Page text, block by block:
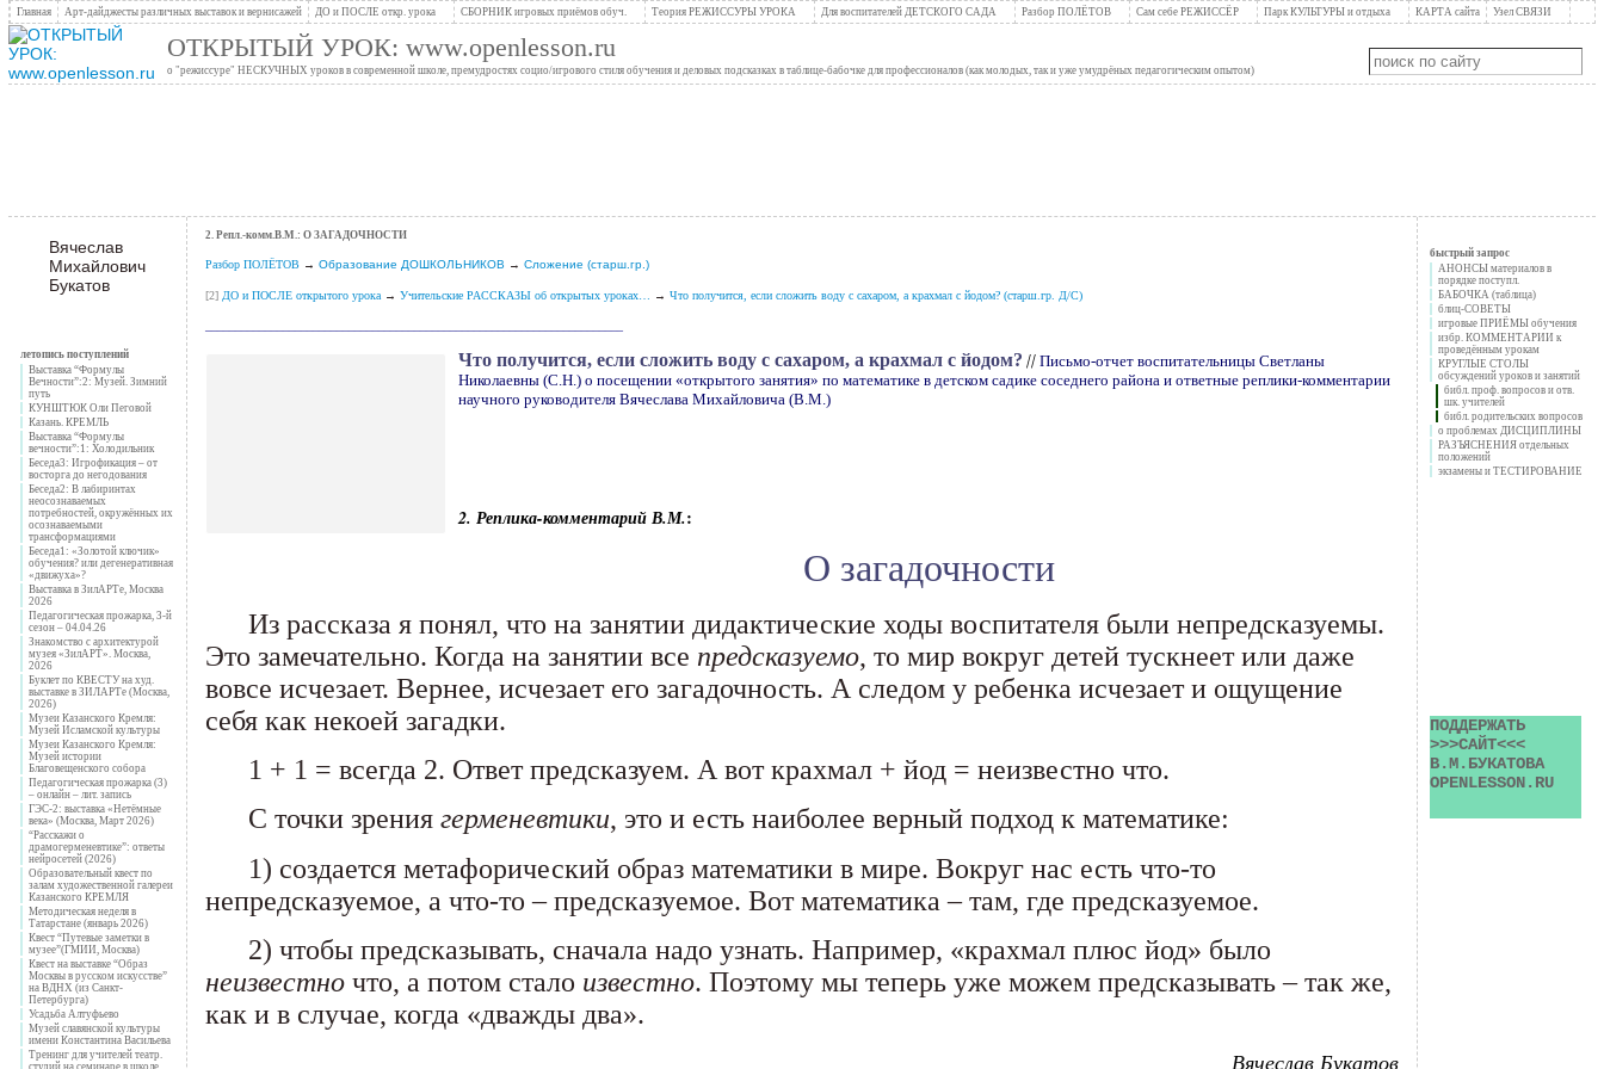
Главная Арт-дайджесты различных выставок и вернисажей ДО и ПОСЛЕ откр. урока СБОРНИК игровых приёмов обуч. Теория РЕЖИССУРЫ УРОКА Для воспитателей ДЕТСКОГО САДА Разбор ПОЛЁТОВ Сам себе РЕЖИССЁР Парк КУЛЬТУРЫ и отдыха КАРТА сайта Узел СВЯЗИ
ОТКРЫТЫЙ УРОК: www.openlesson.ru
о "режиссуре" НЕСКУЧНЫХ уроков в современной школе, премудростях социо/игрового стиля обучения и деловых подсказках в таблице-бабочке для профессионалов (как молодых, так и уже умудрёных педагогическим опытом)
Вячеслав
Михайлович
Букатов
летопись поступлений
Выставка “Формулы
Вечности”:2: Музей. Зимний
путь
КУНШТЮК Оли Пеговой
Казань. КРЕМЛЬ
Выставка “Формулы
вечности”:1: Холодильник
Беседа3: Игрофикация – от
восторга до негодования
Беседа2: В лабиринтах
неосознаваемых
потребностей, окружённых их
осознаваемыми
трансформациями
Беседа1: «Золотой ключик»
обучения? или дегенеративная
«движуха»?
Выставка в ЗилАРТе, Москва
2026
Педагогическая прожарка, 3-й
сезон – 04.04.26
Знакомство с архитектурой
музея «ЗилАРТ». Москва,
2026
Буклет по КВЕСТУ на худ.
выставке в ЗИЛАРТе (Москва,
2026)
Музеи Казанского Кремля:
Музей Исламской культуры
Музеи Казанского Кремля:
Музей истории
Благовещенского собора
Педагогическая прожарка (3)
– онлайн – лит. запись
ГЭС-2: выставка «Нетёмные
века» (Москва, Март 2026)
“Расскажи о
драмогерменевтике”: ответы
нейросетей (2026)
Образовательный квест по
залам художественной галереи
Казанского КРЕМЛЯ
Методическая неделя в
Татарстане (январь 2026)
Квест “Путевые заметки в
музее”(ГМИИ, Москва)
Квест на выставке “Образ
Москвы в русском искусстве”
на ВДНХ (из Санкт-
Петербурга)
Усадьба Алтуфьево
Музей славянской культуры
имени Константина Васильева
Тренинг для учителей театр.
студий на семинаре в школе
2. Репл.-комм.В.М.: О ЗАГАДОЧНОСТИ
Разбор ПОЛЁТОВ→ Образование ДОШКОЛЬНИКОВ → Сложение (старш.гр.)
[2] ДО и ПОСЛЕ открытого урока→ Учительские РАССКАЗЫ об открытых уроках… → Что получится, если сложить воду с сахаром, а крахмал с йодом? (cтарш.гр. Д/С)
Что получится, если сложить воду с сахаром, а крахмал с йодом? //Письмо-отчет воспитательницы Светланы
Николаевны (С.Н.) о посещении «открытого занятия» по математике в детском садике соседнего района и ответные реплики-комментарии
научного руководителя Вячеслава Михайловича (В.М.)
2. Реплика-комментарий В.М.:
О загадочности
Из рассказа я понял, что на занятии дидактические ходы воспитателя были непредсказуемы.
Это замечательно. Когда на занятии все предсказуемо, то мир вокруг детей тускнеет или даже
вовсе исчезает. Вернее, исчезает его загадочность. А следом у ребенка исчезает и ощущение
себя как некоей загадки.
1 + 1 = всегда 2. Ответ предсказуем. А вот крахмал + йод = неизвестно что.
С точки зрения герменевтики, это и есть наиболее верный подход к математике:
1) создается метафорический образ математики в мире. Вокруг нас есть что-то
непредсказуемое, а что-то – предсказуемое. Вот математика – там, где предсказуемое.
2) чтобы предсказывать, сначала надо узнать. Например, «крахмал плюс йод» было
неизвестночто, а потом стало известно. Поэтому мы теперь уже можем предсказывать – так же,
как и в случае, когда «дважды два».
Вячеслав Букатов
быстрый запрос
АНОНСЫ материалов в
порядке поступл.
БАБОЧКА (таблица)
блиц-СОВЕТЫ
игровые ПРИЁМЫ обучения
избр. КОММЕНТАРИИ к
проведённым урокам
КРУГЛЫЕ СТОЛЫ
обсуждений уроков и занятий
библ. проф. вопросов и отв.
шк. учителей
библ. родительских вопросов
о проблемах ДИСЦИПЛИНЫ
РАЗЪЯСНЕНИЯ отдельных
положений
экзамены и ТЕСТИРОВАНИЕ
ПОДДЕРЖАТЬ
>>>САЙТ<<<
В.М.БУКАТОВА
OPENLESSON.RU